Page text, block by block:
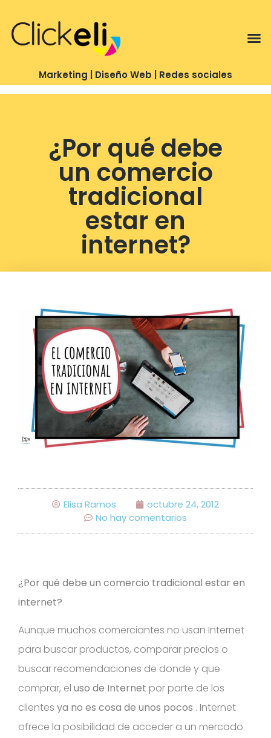
Marketing | Diseño Web | Redes sociales
¿Por qué debe
un comercio
tradicional
estar en
internet?
Elisa Ramos
octubre 24, 2012
No hay comentarios
¿Por qué debe un comercio tradicional estar en
internet?
Aunque muchos comerciantes no usan Internet
para buscar productos, comparar precios o
buscar recomendaciones de donde y que
comprar, el uso de Internet por parte de los
clientes ya no es cosa de unos pocos . Internet
ofrece la posibilidad de acceder a un mercado